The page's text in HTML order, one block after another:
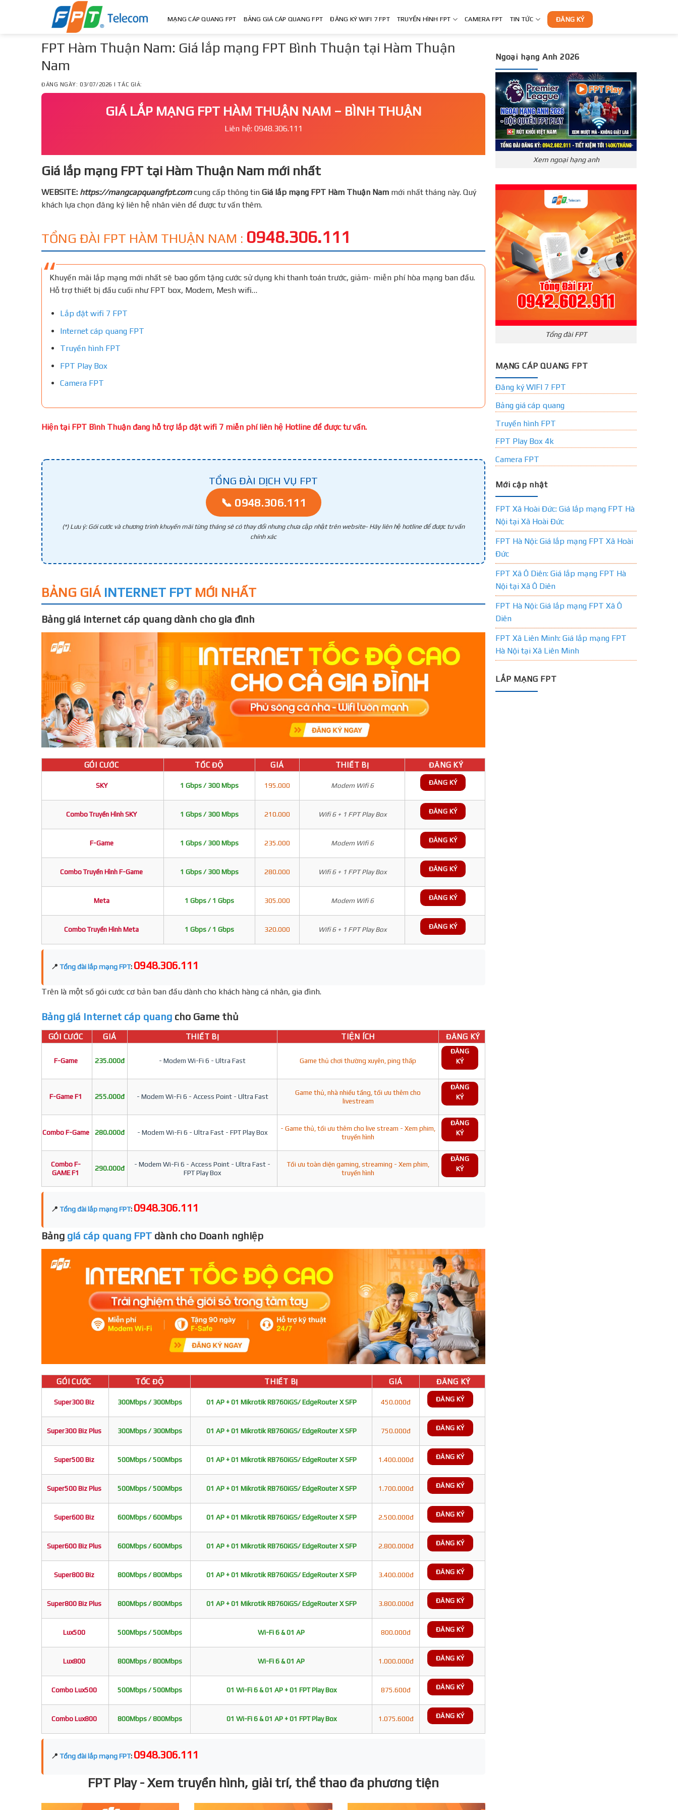
MẠNG CÁP QUANG FPT BẢNG GIÁ CÁP QUANG FPT ĐĂNG KÝ WIFI 7 FPT TRUYỀN HÌNH FPT CAMERA FPT TIN TỨC ĐĂNG KÝ
FPT Hàm Thuận Nam: Giá lắp mạng FPT Bình Thuận tại Hàm Thuận
Nam
ĐĂNG NGÀY: 03/07/2026 | TÁC GIẢ:
GIÁ LẮP MẠNG FPT HÀM THUẬN NAM – BÌNH THUẬN
Liên hệ: 0948.306.111
Giá lắp mạng FPT tại Hàm Thuận Nam mới nhất
WEBSITE: https://mangcapquangfpt.comcung cấp thông tin Giá lắp mạng FPT Hàm Thuận Nam mới nhất tháng này. Quý
khách lựa chọn đăng ký liên hệ nhân viên để được tư vấn thêm.
TỔNG ĐÀI FPT HÀM THUẬN NAM : 0948.306.111
Khuyến mãi lắp mạng mới nhất sẽ bao gồm tặng cước sử dụng khi thanh toán trước, giảm- miễn phí hòa mạng ban đầu.
Hỗ trợ thiết bị đầu cuối như FPT box, Modem, Mesh wifi…
Lắp đặt wifi 7 FPT
Internet cáp quang FPT
Truyền hình FPT
FPT Play Box
Camera FPT
Hiện tại FPT Bình Thuận đang hỗ trợ lắp đặt wifi 7 miễn phí liên hệ Hotline để được tư vấn.
TỔNG ĐÀI DỊCH VỤ FPT
📞 0948.306.111
(*) Lưu ý: Gói cước và chương trình khuyến mãi từng tháng sẽ có thay đổi nhưng chưa cập nhật trên website- Hãy liên hệ hotline để được tư vấn
chính xác
BẢNG GIÁ INTERNET FPT MỚI NHẤT
Bảng giá internet cáp quang dành cho gia đình
GÓI CƯỚC TỐC ĐỘ GIÁ THIẾT BỊ ĐĂNG KÝ
SKY 1 Gbps / 300 Mbps 195.000 Modem Wifi 6 ĐĂNG KÝ
Combo Truyền Hình SKY 1 Gbps / 300 Mbps 210.000 Wifi 6 + 1 FPT Play Box ĐĂNG KÝ
F-Game 1 Gbps / 300 Mbps 235.000 Modem Wifi 6 ĐĂNG KÝ
Combo Truyền Hình F-Game 1 Gbps / 300 Mbps 280.000 Wifi 6 + 1 FPT Play Box ĐĂNG KÝ
Meta 1 Gbps / 1 Gbps 305.000 Modem Wifi 6 ĐĂNG KÝ
Combo Truyền Hình Meta 1 Gbps / 1 Gbps 320.000 Wifi 6 + 1 FPT Play Box ĐĂNG KÝ
📍 Tổng đài lắp mạng FPT: 0948.306.111
Trên là một số gói cước cơ bản ban đầu dành cho khách hàng cá nhân, gia đình.
Bảng giá Internet cáp quang cho Game thủ
GÓI CƯỚC GIÁ THIẾT BỊ TIỆN ÍCH ĐĂNG KÝ
F-Game 235.000đ - Modem Wi-Fi 6 - Ultra Fast Game thủ chơi thường xuyên, ping thấp
ĐĂNG
KÝ
F-Game F1 255.000đ - Modem Wi-Fi 6 - Access Point - Ultra Fast
Game thủ, nhà nhiều tầng, tối ưu thêm cho
livestream
ĐĂNG
KÝ
Combo F-Game 280.000đ - Modem Wi-Fi 6 - Ultra Fast - FPT Play Box
- Game thủ, tối ưu thêm cho live stream - Xem phim,
truyền hình
ĐĂNG
KÝ
Combo F-
GAME F1
290.000đ
- Modem Wi-Fi 6 - Access Point - Ultra Fast -
FPT Play Box
Tối ưu toàn diện gaming, streaming - Xem phim,
truyền hình
ĐĂNG
KÝ
📍 Tổng đài lắp mạng FPT: 0948.306.111
Bảng giá cáp quang FPT dành cho Doanh nghiệp
GÓI CƯỚC TỐC ĐỘ THIẾT BỊ GIÁ ĐĂNG KÝ
Super300 Biz 300Mbps / 300Mbps 01 AP + 01 Mikrotik RB760iGS/ EdgeRouter X SFP 450.000đ ĐĂNG KÝ
Super300 Biz Plus 300Mbps / 300Mbps 01 AP + 01 Mikrotik RB760iGS/ EdgeRouter X SFP 750.000đ ĐĂNG KÝ
Super500 Biz 500Mbps / 500Mbps 01 AP + 01 Mikrotik RB760iGS/ EdgeRouter X SFP 1.400.000đ ĐĂNG KÝ
Super500 Biz Plus 500Mbps / 500Mbps 01 AP + 01 Mikrotik RB760iGS/ EdgeRouter X SFP 1.700.000đ ĐĂNG KÝ
Super600 Biz 600Mbps / 600Mbps 01 AP + 01 Mikrotik RB760iGS/ EdgeRouter X SFP 2.500.000đ ĐĂNG KÝ
Super600 Biz Plus 600Mbps / 600Mbps 01 AP + 01 Mikrotik RB760iGS/ EdgeRouter X SFP 2.800.000đ ĐĂNG KÝ
Super800 Biz 800Mbps / 800Mbps 01 AP + 01 Mikrotik RB760iGS/ EdgeRouter X SFP 3.400.000đ ĐĂNG KÝ
Super800 Biz Plus 800Mbps / 800Mbps 01 AP + 01 Mikrotik RB760iGS/ EdgeRouter X SFP 3.800.000đ ĐĂNG KÝ
Lux500 500Mbps / 500Mbps Wi-Fi 6 & 01 AP 800.000đ ĐĂNG KÝ
Lux800 800Mbps / 800Mbps Wi-Fi 6 & 01 AP 1.000.000đ ĐĂNG KÝ
Combo Lux500 500Mbps / 500Mbps 01 Wi-Fi 6 & 01 AP + 01 FPT Play Box 875.600đ ĐĂNG KÝ
Combo Lux800 800Mbps / 800Mbps 01 Wi-Fi 6 & 01 AP + 01 FPT Play Box 1.075.600đ ĐĂNG KÝ
📍 Tổng đài lắp mạng FPT: 0948.306.111
FPT Play - Xem truyền hình, giải trí, thể thao đa phương tiện
Ngoại hạng Anh 2026
Xem ngoại hạng anh
Tổng đài FPT
MẠNG CÁP QUANG FPT
Đăng ký WIFI 7 FPT
Bảng giá cáp quang
Truyền hình FPT
FPT Play Box 4k
Camera FPT
Mới cập nhật
FPT Xã Hoài Đức: Giá lắp mạng FPT Hà
Nội tại Xã Hoài Đức
FPT Hà Nội: Giá lắp mạng FPT Xã Hoài
Đức
FPT Xã Ô Diên: Giá lắp mạng FPT Hà
Nội tại Xã Ô Diên
FPT Hà Nội: Giá lắp mạng FPT Xã Ô
Diên
FPT Xã Liên Minh: Giá lắp mạng FPT
Hà Nội tại Xã Liên Minh
LẮP MẠNG FPT